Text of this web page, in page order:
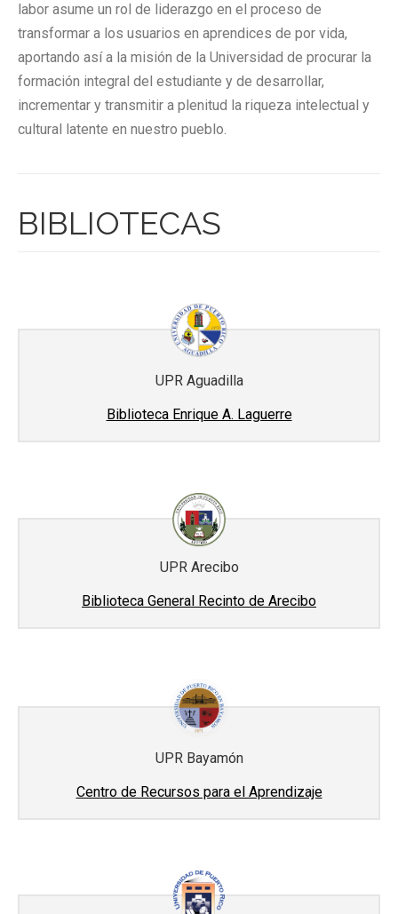
labor asume un rol de liderazgo en el proceso de
transformar a los usuarios en aprendices de por vida,
aportando así a la misión de la Universidad de procurar la
formación integral del estudiante y de desarrollar,
incrementar y transmitir a plenitud la riqueza intelectual y
cultural latente en nuestro pueblo.
BIBLIOTECAS
UPR Aguadilla
Biblioteca Enrique A. Laguerre
UPR Arecibo
Biblioteca General Recinto de Arecibo
UPR Bayamón
Centro de Recursos para el Aprendizaje